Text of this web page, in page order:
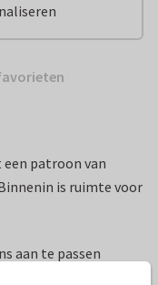
patroon van
is ruimte voor
aan te passen